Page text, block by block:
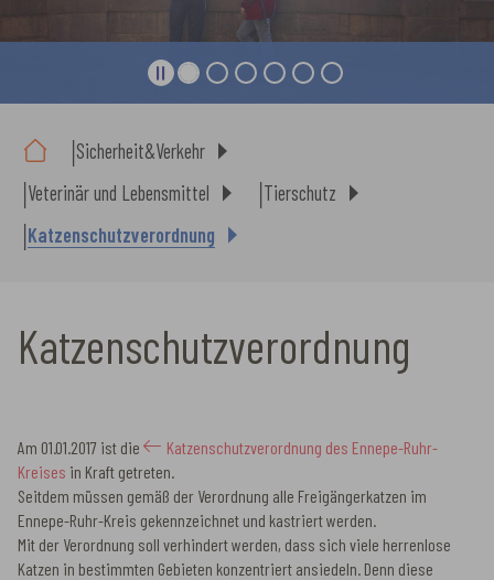
Sicherheit&Verkehr
Veterinär und Lebensmittel
Tierschutz
Katzenschutzverordnung
Katzenschutzverordnung
Am 01.01.2017 ist die
Katzenschutzverordnung des Ennepe-Ruhr-
Kreises in Kraft getreten.
Seitdem müssen gemäß der Verordnung alle Freigängerkatzen im
Ennepe-Ruhr-Kreis gekennzeichnet und kastriert werden.
Mit der Verordnung soll verhindert werden, dass sich viele herrenlose
Katzen in bestimmten Gebieten konzentriert ansiedeln. Denn diese